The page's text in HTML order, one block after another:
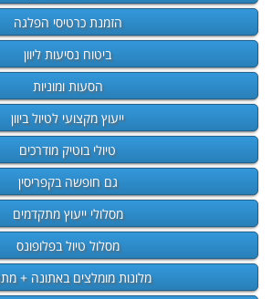
הזמנת כרטיסי הפלגה
ביטוח נסיעות ליוון
הסעות ומוניות
ייעוץ מקצועי לטיול ביוון
טיולי בוטיק מודרכים
גם חופשה בקפריסין
מסלולי ייעוץ מתקדמים
מסלול טיול בפלופונס
מלונות מומלצים באתונה +